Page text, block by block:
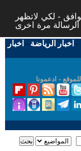
- لكي لاتظهر
- اخبار الرياضة - اخبار
للموقع - ادعمونا